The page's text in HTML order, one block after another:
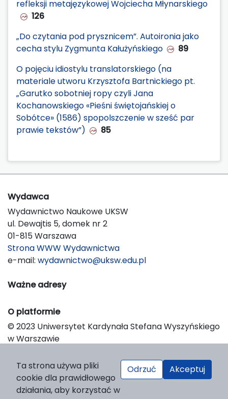
refleksji metajęzykowej Wojciecha Młynarskiego
126
„Do czytania pod prysznicem”. Autoironia jako
cecha stylu Zygmunta Kałużyńskiego
89
O pojęciu idiostylu translatorskiego (na
materiale utworu Krzysztofa Bartnickiego pt.
„Garutko sobotniej ropy czyli Jana
Kochanowskiego «Pieśni świętojańskiej o
Sobótce» (1586) spopolszczenie w sześć par
prawie tekstów”)
85
Wydawca
Wydawnictwo Naukowe UKSW
ul. Dewajtis 5, domek nr 2
01-815 Warszawa
Strona WWW Wydawnictwa
e-mail: wydawnictwo@uksw.edu.pl
Ważne adresy
O platformie
© 2023 Uniwersytet Kardynała Stefana Wyszyńskiego
w Warszawie
Platform & Workflow by OJS/PKP
Ta strona używa pliki
cookie dla prawidłowego
działania, aby korzystać w
Odrzuć Akceptuj